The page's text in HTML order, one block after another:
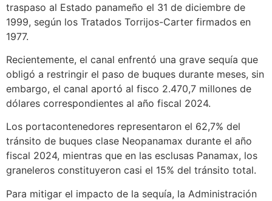
traspaso al Estado panameño el 31 de diciembre de
1999, según los Tratados Torrijos-Carter firmados en
1977.
Recientemente, el canal enfrentó una grave sequía que
obligó a restringir el paso de buques durante meses, sin
embargo, el canal aportó al fisco 2.470,7 millones de
dólares correspondientes al año fiscal 2024.
Los portacontenedores representaron el 62,7% del
tránsito de buques clase Neopanamax durante el año
fiscal 2024, mientras que en las esclusas Panamax, los
graneleros constituyeron casi el 15% del tránsito total.
Para mitigar el impacto de la sequía, la Administración